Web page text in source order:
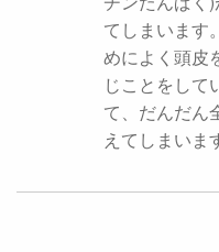
てしまいます
めによく頭皮
じことをして
て、だんだん
えてしまいま